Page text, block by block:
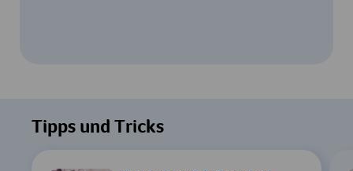
Ihre Zustimmung zur Datenverarbeitung
durch YouTube erforderlich. Details finden
Tipps und Tricks